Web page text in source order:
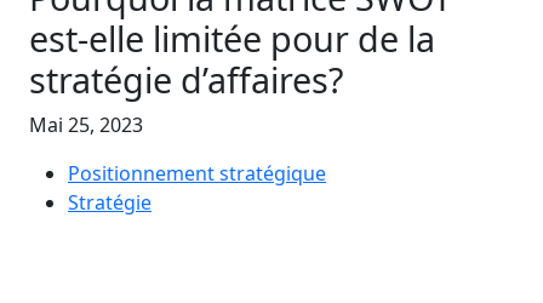
est-elle limitée pour de la
stratégie d’affaires?
Mai 25, 2023
Positionnement stratégique
Stratégie